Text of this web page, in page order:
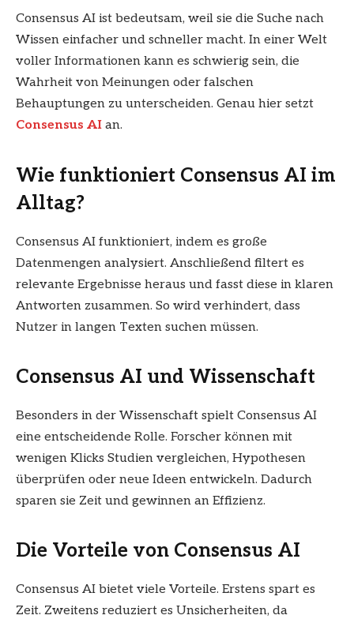
Consensus AI ist bedeutsam, weil sie die Suche nach
Wissen einfacher und schneller macht. In einer Welt
voller Informationen kann es schwierig sein, die
Wahrheit von Meinungen oder falschen
Behauptungen zu unterscheiden. Genau hier setzt
Consensus AI an.
Wie funktioniert Consensus AI im
Alltag?
Consensus AI funktioniert, indem es große
Datenmengen analysiert. Anschließend filtert es
relevante Ergebnisse heraus und fasst diese in klaren
Antworten zusammen. So wird verhindert, dass
Nutzer in langen Texten suchen müssen.
Consensus AI und Wissenschaft
Besonders in der Wissenschaft spielt Consensus AI
eine entscheidende Rolle. Forscher können mit
wenigen Klicks Studien vergleichen, Hypothesen
überprüfen oder neue Ideen entwickeln. Dadurch
sparen sie Zeit und gewinnen an Effizienz.
Die Vorteile von Consensus AI
Consensus AI bietet viele Vorteile. Erstens spart es
Zeit. Zweitens reduziert es Unsicherheiten, da